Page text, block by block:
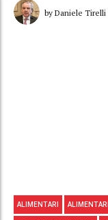
by Daniele Tirelli
ALIMENTARI